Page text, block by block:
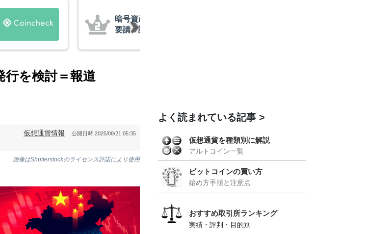
ビットコイン・イーサリアム・
XRP、「弱気相場の最終段階に典型
行を検討＝報道
仮想通貨情報 公開日時:2025/08/21 05:35
画像はShutterstockのライセンス許諾により使用
よく読まれている記事
仮想通貨を種類別に解説
アルトコイン一覧
ビットコインの買い方
始め方手順と注意点
おすすめ取引所ランキング
実績・評判・目的別